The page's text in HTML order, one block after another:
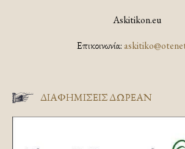
Askitikon.eu
Επικοινωνία:
ΔΙΑΦΗΜΊΣΕΙΣ ΔΩΡΕΆΝ